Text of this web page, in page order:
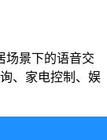
场景下的语音交
、家电控制、娱